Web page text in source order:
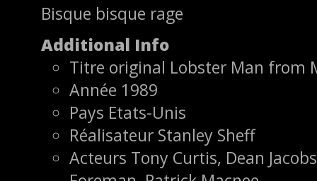
Bisque bisque rage
Additional Info
Titre original Lobster Man from
Année 1989
Pays Etats-Unis
Réalisateur Stanley Sheff
Acteurs Tony Curtis, Dean